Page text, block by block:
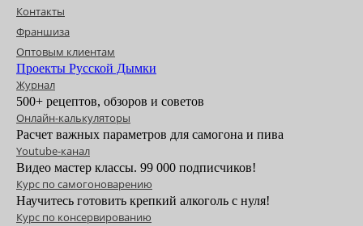
Контакты
Франшиза
Оптовым клиентам
Проекты Русской Дымки
Журнал
500+ рецептов, обзоров и советов
Онлайн-калькуляторы
Расчет важных параметров для самогона и пива
Youtube-канал
Видео мастер классы. 99 000 подписчиков!
Курс по самогоноварению
Научитесь готовить крепкий алкоголь с нуля!
Курс по консервированию